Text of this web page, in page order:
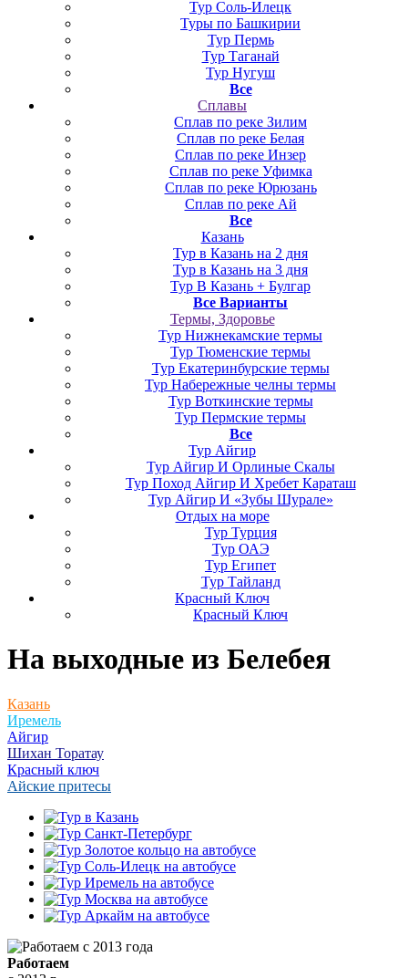
Тур Соль-Илецк
Туры по Башкирии
Тур Пермь
Тур Таганай
Тур Нугуш
Все
Сплавы
Сплав по реке Зилим
Сплав по реке Белая
Сплав по реке Инзер
Сплав по реке Уфимка
Сплав по реке Юрюзань
Сплав по реке Ай
Все
Казань
Тур в Казань на 2 дня
Тур в Казань на 3 дня
Тур В Казань + Булгар
Все Варианты
Термы, Здоровье
Тур Нижнекамские термы
Тур Тюменские термы
Тур Екатеринбурские термы
Тур Набережные челны термы
Тур Воткинские термы
Тур Пермские термы
Все
Тур Айгир
Тур Айгир И Орлиные Скалы
Тур Поход Айгир И Хребет Караташ
Тур Айгир И «Зубы Шурале»
Отдых на море
Тур Турция
Тур ОАЭ
Тур Египет
Тур Тайланд
Красный Ключ
Красный Ключ
На выходные из Белебея
Казань
Иремель
Айгир
Шихан Торатау
Красный ключ
Айские притесы
Работаем